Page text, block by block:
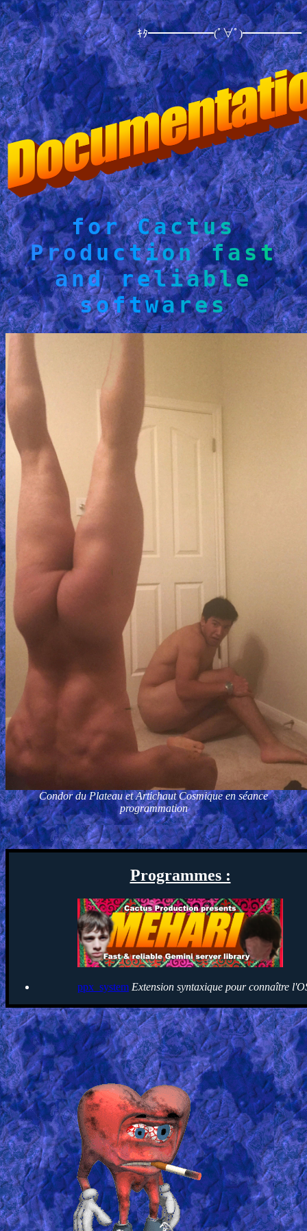
ｷﾀ━━━━━━(ﾟ∀ﾟ)━━━━━━ !!!!
for Cactus
Production fast
and reliable
softwares
Condor du Plateau et Artichaut Cosmique en séance
programmation
Programmes :
ppx_system Extension syntaxique pour connaître